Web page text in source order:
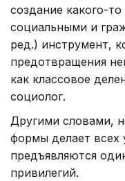
создание какого-
социальными и
ред.) инструмент,
предотвращения
как классовое
социолог.
Другими словами,
формы делает
предъявляются
привилегий.